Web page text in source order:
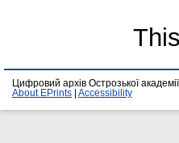
Цифровий архів Острозької
About EPrints
Accessibility